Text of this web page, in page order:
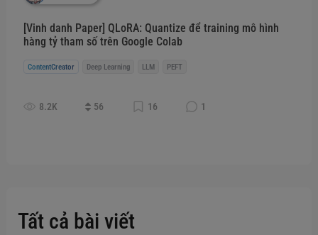
[Vinh danh Paper] QLoRA: Quantize để training mô hình
hàng tỷ tham số trên Google Colab
ContentCreator Deep Learning LLM PEFT
8.2K 56 16 1
Tất cả bài viết